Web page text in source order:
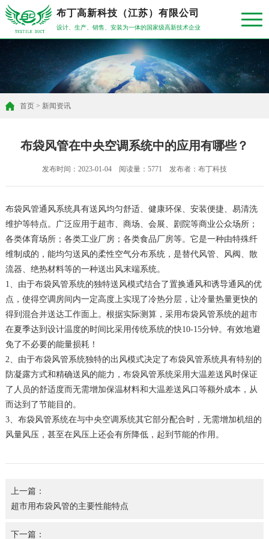
布丁高新科技（江苏）有限公司
设计、生产、销售、安装为一体的国家级高新技术企业
首页> 新闻资讯
布袋风管在中央空调系统中的应用有哪些？
发布时间：2023-01-04 阅读量：5771 发布者：布丁科技
布袋风管通风系统具有送风均匀舒适、健康环保、安装便捷、易清洗
维护等特点。广泛应用于超市、商场、会展、剧院等商业公众场所；
各类体育场所；各类工业厂房；各类食品厂房等。它是一种由特殊纤
维制成的，能均匀送风的柔性空气分布系统，是替代风管、风阀、散
流器、绝热材料等的一种送出风末端系统。
1、由于布袋风管系统的独特送风模式结合了置换通风和诱导通风的优
点，使得空调房间内一定高度上实现了冷热分层，让冷量热量更快的
得到混合并送达工作面上。根据实际测算，采用布袋风管系统的超市
在夏季达到设计温度的时间比采用传统系统的快10-15分钟。有效地避
免了不必要的能量损耗！
2、由于布袋风管系统独特的出风模式决定了布袋风管系统具有特别的
防凝露方式和精确送风的能力，布袋风管系统采用大温差送风时保证
了人员的舒适度而无需增加保温材料和大温差送风口等额外成本，从
而达到了节能目的。
3、布袋风管系统在与中央空调系统其它部分配合时，无需增加机组的
风量风压，甚至在风压上还会有所降低，起到节能的作用。
上一篇：
超市用布袋风管的主要性能特点
下一篇：